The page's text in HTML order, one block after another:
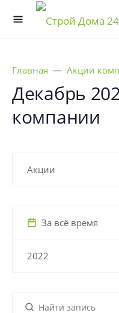
Главная Акции
Декабрь
компании
Акции
За всё время
2022